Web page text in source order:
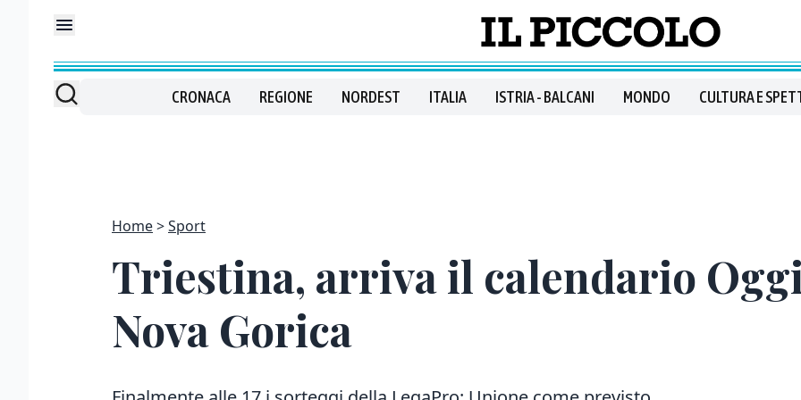
CRONACA REGIONE NORDEST ITALIA ISTRIA - BALCANI MONDO CULTURA E
Home Sport
Triestina, arriva il calendario
Nova Gorica